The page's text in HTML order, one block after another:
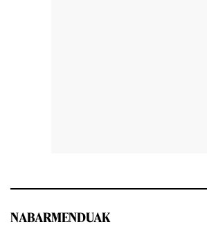
NABARMENDUAK